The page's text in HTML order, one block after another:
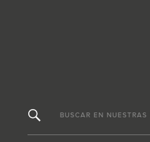
BUSCAR EN NUESTRAS